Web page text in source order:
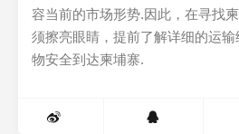
容当前的市场形势.因此，在寻找
须擦亮眼睛，提前了解详细的运
物安全到达柬埔寨.